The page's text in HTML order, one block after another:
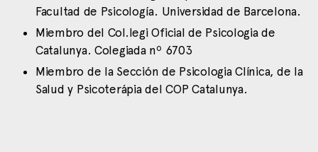
Facultad de Psicología. Universidad de Barcelona.
Miembro del Col.legi Oficial de Psicologia de
Catalunya. Colegiada nº 6703
Miembro de la Sección de Psicologia Clínica, de la
Salud y Psicoterápia del COP Catalunya.